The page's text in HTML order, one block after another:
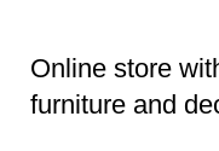
Online store
furniture and